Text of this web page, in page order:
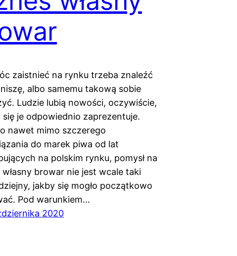
zaistnieć na rynku trzeba znaleźć
albo samemu takową sobie
Ludzie lubią nowości, oczywiście,
się je odpowiednio zaprezentuje.
nawet mimo szczerego
do marek piwa od lat
na polskim rynku, pomysł na
własny browar nie jest wcale taki
jakby się mogło początkowo
Pod warunkiem…
2020